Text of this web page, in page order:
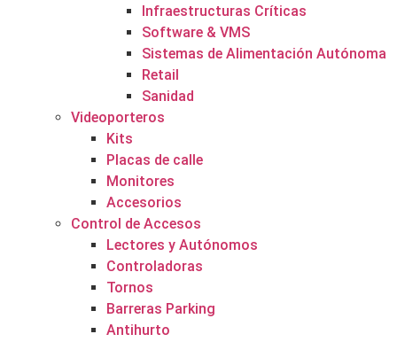
Infraestructuras Críticas
Software & VMS
Sistemas de Alimentación Autónoma
Retail
Sanidad
Videoporteros
Kits
Placas de calle
Monitores
Accesorios
Control de Accesos
Lectores y Autónomos
Controladoras
Tornos
Barreras Parking
Antihurto